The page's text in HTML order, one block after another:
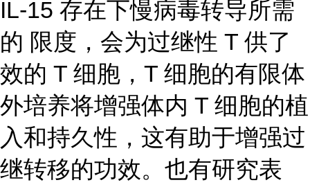
IL-15 存在下慢病毒转导所需
的 限度，会为过继性 T 供了
效的 T 细胞，T 细胞的有限体
外培养将增强体内 T 细胞的植
入和持久性，这有助于增强过
继转移的功效。也有研究表